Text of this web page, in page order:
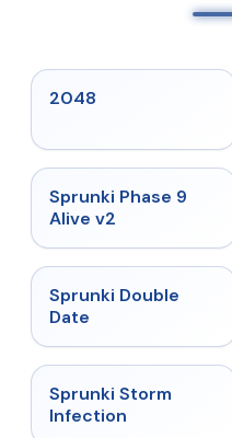
2048
★
Sprunki Phase 9
Alive v2
★
Sprunki Double
Date
★
Sprunki Storm
Infection